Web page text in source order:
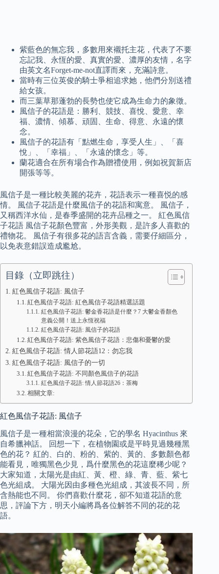
紫藍色的無忘我，多數用來襯托主花，代表了不要
忘記我、永恆的愛、真實的愛、濃厚的友情，名字
由英文名Forget-me-not直譯而來，充滿詩意。
當時有三位英俊的騎士爭相追求她，他們分別送禮
給女孩。
而三葉草那蓬勃的長勢也使它成為生命力的象徵。
風信子的花語是：勝利、競技、喜悅、愛意、幸
福、濃情、傾慕、頑固、生命、得意、永遠的懷
念。
風信子的花語有「點燃生命，享受人生」、「喜
悅」、「幸福」、「永遠的懷念」等。
蘭花適合在所有場合作為贈禮使用，例如祝賀新店
開張等等。
風信子是一種比較美麗的花卉，花語表示一種喜悦的感
情。 風信子花語是什麼風信子的花語和寓意。 風信子，
又稱西洋水仙，是春季盛開的花卉品種之一。 紅色風信
子花語 風信子花顏色豐富，外形美觀，是許多人喜歡的
禮物花。 風信子有很多花的語言含義，需要仔細區分，
以免表意錯誤造成尷尬。
目錄（立即跳往）
紅色風信子花語: 風信子
紅色風信子花語: 紅色風信子花語精選話題
紅色風信子花語: 鬱金香花語是什麼？7 大鬱金香顏色
意義公開！送上永恆祝福
紅色風信子花語: 風信子的花語
紅色風信子花語: 紫色風信子花語：悲傷和憂鬱的愛
紅色風信子花語: 情人節花語12：勿忘我
紅色風信子花語: 風信子的一切
紅色風信子花語: 不同顏色風信子的花語
紅色風信子花語: 情人節花語26：茶梅
相關文章:
紅色風信子花語: 風信子
風信子是一種相當浪漫的花朵，它的學名 Hyacinthus 來
自希臘神話。 回想一下，在植物園或是平時見過幾種黑
色的花？ 紅的、白的、粉的、紫的、黃的、多數顏色都
能看見，唯獨黑色少見，爲什麼黑色的花這麼稀少呢？
大家知道，太陽光是由紅、黃、橙、綠、青、藍、紫七
色光組成。 大陽光因由多種色光組成，其波長不同，所
含熱能也不同。 你們喜歡什麼花，卻不知道花語的意
思，評論下方，明天小編將爲各位解答不同的花的花
語。